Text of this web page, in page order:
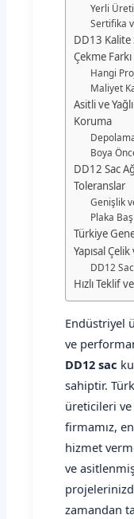
Yerli
Sertifika
DD13 Kalite
Çekme Farkı
Hangi
Maliyet
Asitli ve
Koruma
Boya
DD12 Sac
Toleranslar
Genişlik
Plaka
Türkiye
Yapısal
DD12
Hızlı Teklif
Endüstriyel
ve
DD12 sac
sahiptir.
üreticileri ve
firmamız,
hizmet
ve
zamandan